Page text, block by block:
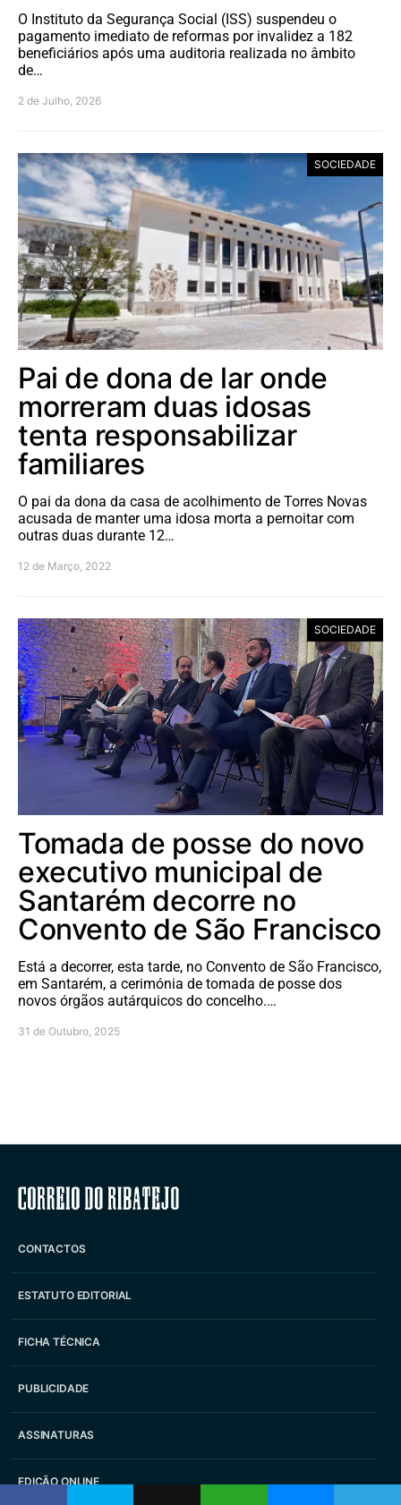
O Instituto da Segurança Social (ISS) suspendeu o
pagamento imediato de reformas por invalidez a 182
beneficiários após uma auditoria realizada no âmbito
de…
2 de Julho, 2026
SOCIEDADE
Pai de dona de lar onde
morreram duas idosas
tenta responsabilizar
familiares
O pai da dona da casa de acolhimento de Torres Novas
acusada de manter uma idosa morta a pernoitar com
outras duas durante 12…
12 de Março, 2022
SOCIEDADE
Tomada de posse do novo
executivo municipal de
Santarém decorre no
Convento de São Francisco
Está a decorrer, esta tarde, no Convento de São Francisco,
em Santarém, a cerimónia de tomada de posse dos
novos órgãos autárquicos do concelho.…
31 de Outubro, 2025
Correio do Ribatejo
CONTACTOS
ESTATUTO EDITORIAL
FICHA TÉCNICA
PUBLICIDADE
ASSINATURAS
EDIÇÃO ONLINE